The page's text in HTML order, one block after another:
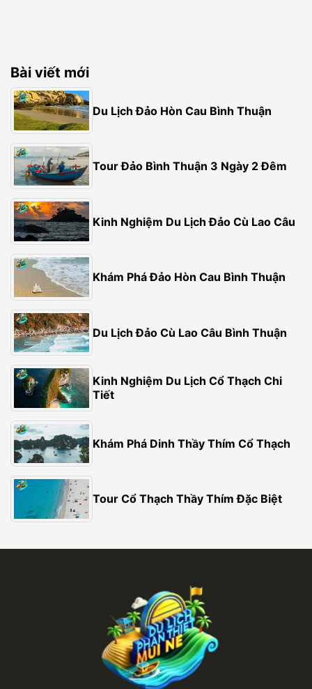
Bài viết mới
Du Lịch Đảo Hòn Cau Bình Thuận
Tour Đảo Bình Thuận 3 Ngày 2 Đêm
Kinh Nghiệm Du Lịch Đảo Cù Lao Câu
Khám Phá Đảo Hòn Cau Bình Thuận
Du Lịch Đảo Cù Lao Câu Bình Thuận
Kinh Nghiệm Du Lịch Cổ Thạch Chi
Tiết
Khám Phá Dinh Thầy Thím Cổ Thạch
Tour Cổ Thạch Thầy Thím Đặc Biệt